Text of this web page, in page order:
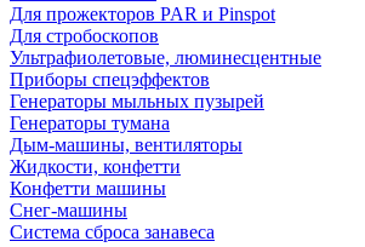
Для прожекторов PAR и Pinspot
Для стробоскопов
Ультрафиолетовые, люминесцентные
Приборы спецэффектов
Генераторы мыльных пузырей
Генераторы тумана
Дым-машины, вентиляторы
Жидкости, конфетти
Конфетти машины
Снег-машины
Система сброса занавеса